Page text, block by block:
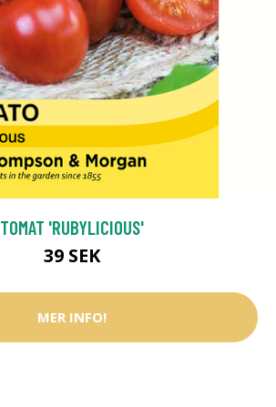
TOMAT 'RUBYLICIOUS'
39 SEK
MER INFO!